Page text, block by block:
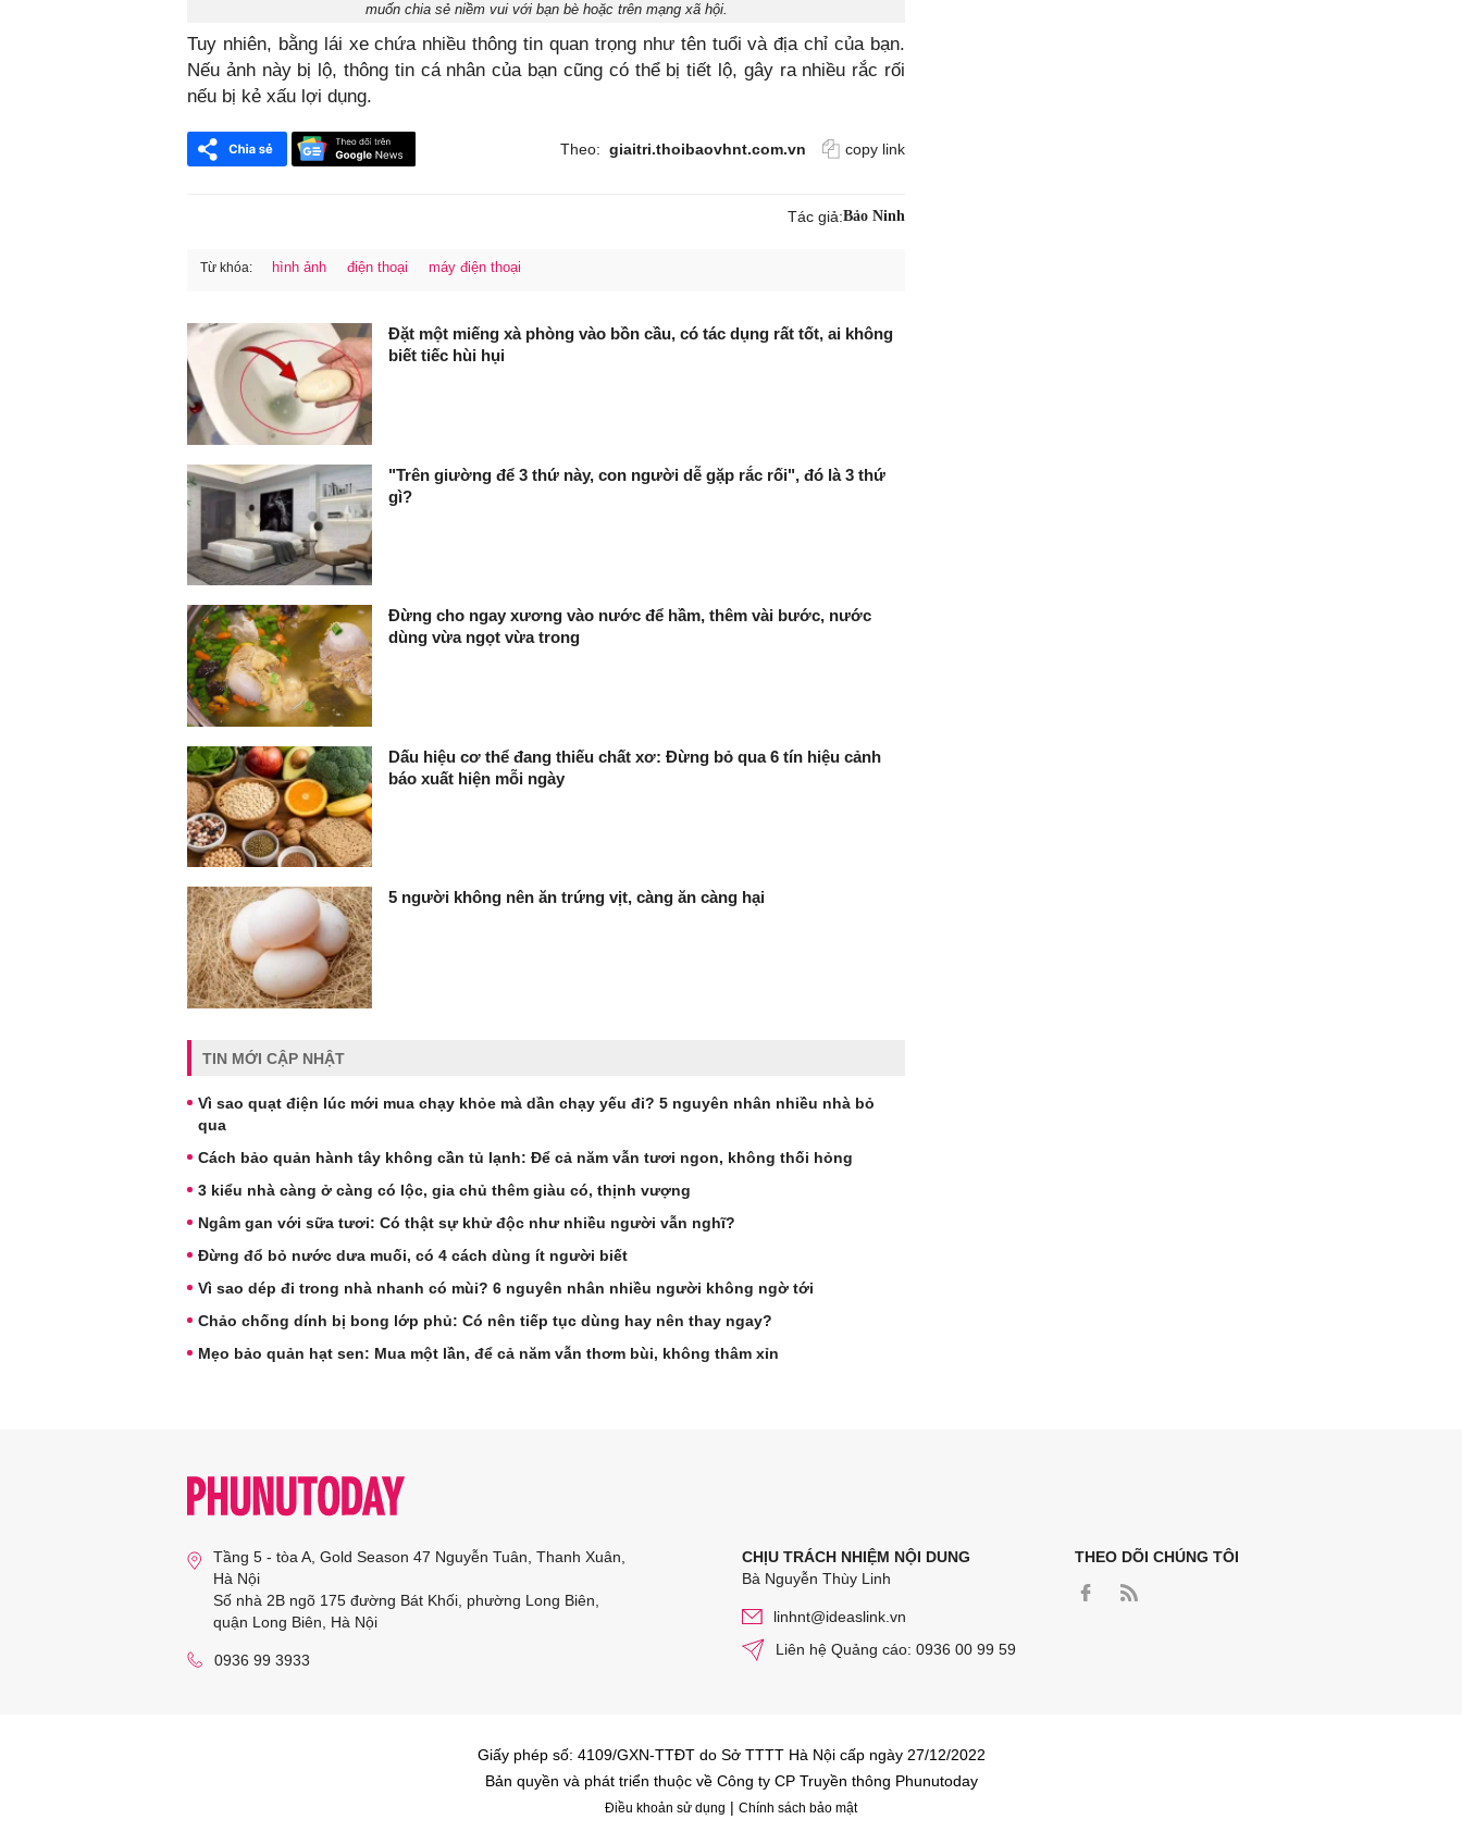
muốn chia sẻ niềm vui với bạn bè hoặc trên mạng xã hội.
Tuy nhiên, bằng lái xe chứa nhiều thông tin quan trọng như tên tuổi và địa chỉ của bạn.
Nếu ảnh này bị lộ, thông tin cá nhân của bạn cũng có thể bị tiết lộ, gây ra nhiều rắc rối
nếu bị kẻ xấu lợi dụng.
Theo: giaitri.thoibaovhnt.com.vn copy link
Tác giả:Bảo Ninh
Từ khóa: hình ảnh điện thoại máy điện thoại
Đặt một miếng xà phòng vào bồn cầu, có tác dụng rất tốt, ai không
biết tiếc hùi hụi
"Trên giường để 3 thứ này, con người dễ gặp rắc rối", đó là 3 thứ
gì?
Đừng cho ngay xương vào nước để hầm, thêm vài bước, nước
dùng vừa ngọt vừa trong
Dấu hiệu cơ thể đang thiếu chất xơ: Đừng bỏ qua 6 tín hiệu cảnh
báo xuất hiện mỗi ngày
5 người không nên ăn trứng vịt, càng ăn càng hại
TIN MỚI CẬP NHẬT
Vì sao quạt điện lúc mới mua chạy khỏe mà dần chạy yếu đi? 5 nguyên nhân nhiều nhà bỏ
qua
Cách bảo quản hành tây không cần tủ lạnh: Để cả năm vẫn tươi ngon, không thối hỏng
3 kiểu nhà càng ở càng có lộc, gia chủ thêm giàu có, thịnh vượng
Ngâm gan với sữa tươi: Có thật sự khử độc như nhiều người vẫn nghĩ?
Đừng đổ bỏ nước dưa muối, có 4 cách dùng ít người biết
Vì sao dép đi trong nhà nhanh có mùi? 6 nguyên nhân nhiều người không ngờ tới
Chảo chống dính bị bong lớp phủ: Có nên tiếp tục dùng hay nên thay ngay?
Mẹo bảo quản hạt sen: Mua một lần, để cả năm vẫn thơm bùi, không thâm xỉn
Tầng 5 - tòa A, Gold Season 47 Nguyễn Tuân, Thanh Xuân,
Hà Nội
Số nhà 2B ngõ 175 đường Bát Khối, phường Long Biên,
quận Long Biên, Hà Nội
0936 99 3933
CHỊU TRÁCH NHIỆM NỘI DUNG
Bà Nguyễn Thùy Linh
linhnt@ideaslink.vn
Liên hệ Quảng cáo: 0936 00 99 59
THEO DÕI CHÚNG TÔI
Giấy phép số: 4109/GXN-TTĐT do Sở TTTT Hà Nội cấp ngày 27/12/2022
Bản quyền và phát triển thuộc về Công ty CP Truyền thông Phunutoday
Điều khoản sử dụng | Chính sách bảo mật